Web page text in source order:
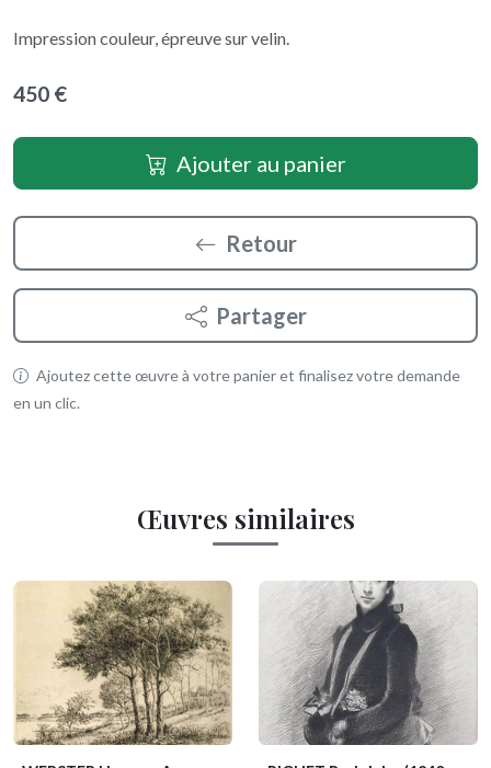
Impression couleur, épreuve sur velin.
450 €
Ajouter au panier
Retour
Partager
Ajoutez cette œuvre à votre panier et finalisez votre demande
en un clic.
Œuvres similaires